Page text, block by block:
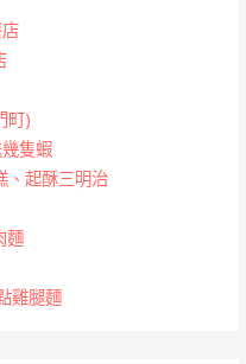
町)
隻蝦
、起酥三明治
麵
雞腿麵